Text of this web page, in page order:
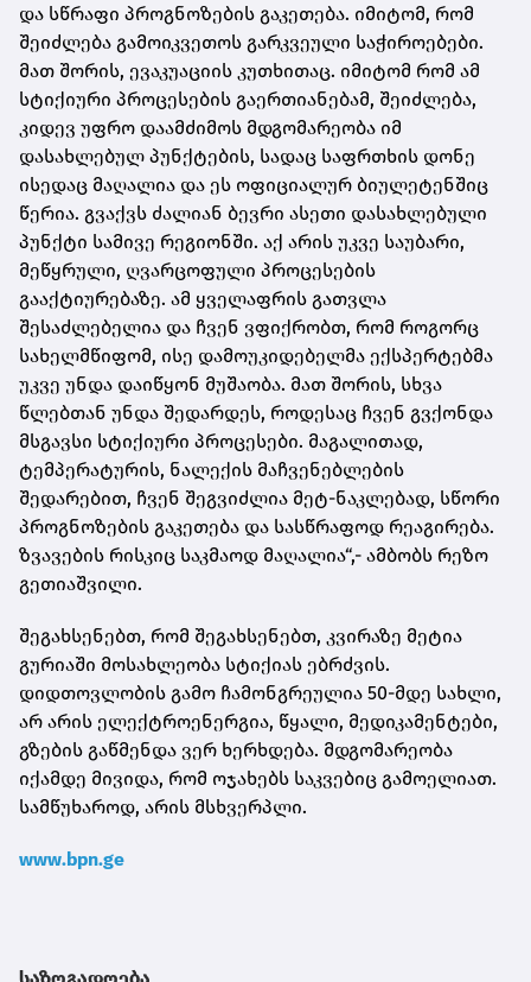
და სწრაფი პროგნოზების გაკეთება. იმიტომ, რომ
შეიძლება გამოიკვეთოს გარკვეული საჭიროებები.
მათ შორის, ევაკუაციის კუთხითაც. იმიტომ რომ ამ
სტიქიური პროცესების გაერთიანებამ, შეიძლება,
კიდევ უფრო დაამძიმოს მდგომარეობა იმ
დასახლებულ პუნქტების, სადაც საფრთხის დონე
ისედაც მაღალია და ეს ოფიციალურ ბიულეტენშიც
წერია. გვაქვს ძალიან ბევრი ასეთი დასახლებული
პუნქტი სამივე რეგიონში. აქ არის უკვე საუბარი,
მეწყრული, ღვარცოფული პროცესების
გააქტიურებაზე. ამ ყველაფრის გათვლა
შესაძლებელია და ჩვენ ვფიქრობთ, რომ როგორც
სახელმწიფომ, ისე დამოუკიდებელმა ექსპერტებმა
უკვე უნდა დაიწყონ მუშაობა. მათ შორის, სხვა
წლებთან უნდა შედარდეს, როდესაც ჩვენ გვქონდა
მსგავსი სტიქიური პროცესები. მაგალითად,
ტემპერატურის, ნალექის მაჩვენებლების
შედარებით, ჩვენ შეგვიძლია მეტ-ნაკლებად, სწორი
პროგნოზების გაკეთება და სასწრაფოდ რეაგირება.
ზვავების რისკიც საკმაოდ მაღალია“,- ამბობს რეზო
გეთიაშვილი.
შეგახსენებთ, რომ შეგახსენებთ, კვირაზე მეტია
გურიაში მოსახლეობა სტიქიას ებრძვის.
დიდთოვლობის გამო ჩამონგრეულია 50-მდე სახლი,
არ არის ელექტროენერგია, წყალი, მედიკამენტები,
გზების გაწმენდა ვერ ხერხდება. მდგომარეობა
იქამდე მივიდა, რომ ოჯახებს საკვებიც გამოელიათ.
სამწუხაროდ, არის მსხვერპლი.
www.bpn.ge